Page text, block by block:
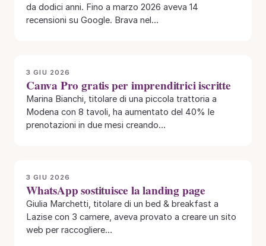
da dodici anni. Fino a marzo 2026 aveva 14
recensioni su Google. Brava nel…
3 GIU 2026
Canva Pro gratis per imprenditrici iscritte
Marina Bianchi, titolare di una piccola trattoria a
Modena con 8 tavoli, ha aumentato del 40% le
prenotazioni in due mesi creando…
3 GIU 2026
WhatsApp sostituisce la landing page
Giulia Marchetti, titolare di un bed & breakfast a
Lazise con 3 camere, aveva provato a creare un sito
web per raccogliere…